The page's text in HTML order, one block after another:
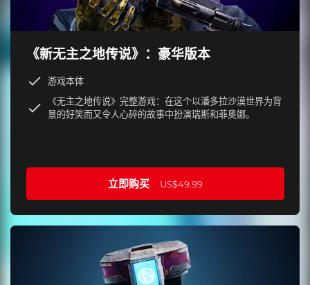
《新无主之地传说》：豪华版本
游戏本体
《无主之地传说》完整游戏：在这个以潘多拉沙漠世界为背
景的好笑而又令人心碎的故事中扮演瑞斯和菲奥娜。
立即购买 US$49.99